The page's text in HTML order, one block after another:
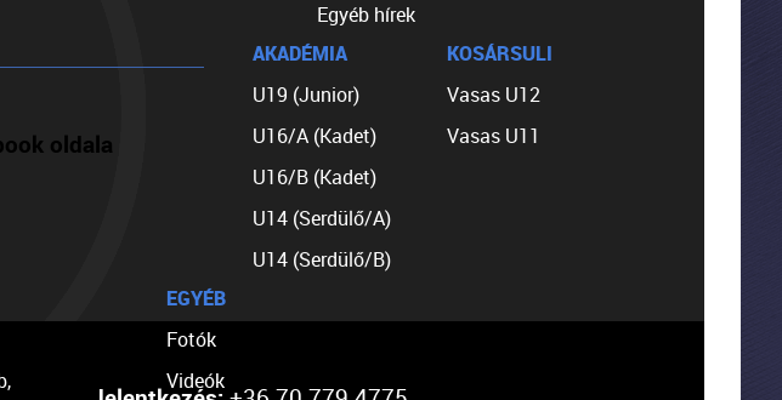
oldala
Egyéb hírek
AKADÉMIA
U19 (Junior)
U16/A (Kadet)
U16/B (Kadet)
U14 (Serdülő/A)
U14 (Serdülő/B)
KOSÁRSULI
Vasas U12
Vasas U11
EGYÉB
Fotók
Videók